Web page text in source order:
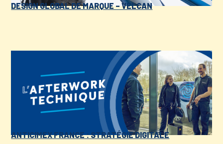
DESIGN GLOBAL DE MARQUE – VELCAN
ANTICIMEX FRANCE : STRATÉGIE DIGITALE